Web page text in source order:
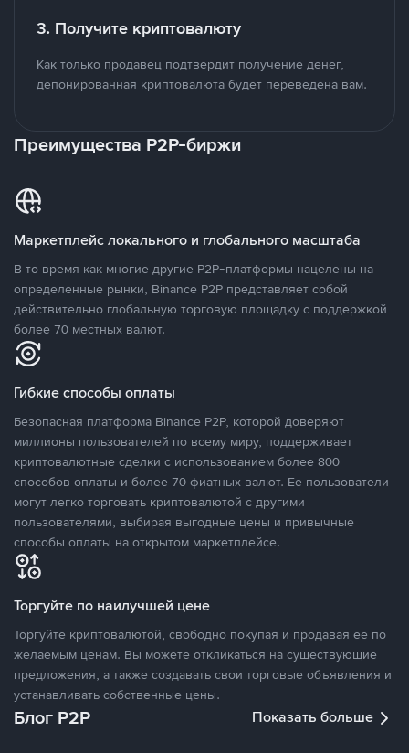
3. Получите криптовалюту
Как только продавец подтвердит получение денег,
депонированная криптовалюта будет переведена вам.
Преимущества P2P-биржи
Маркетплейс локального и глобального масштаба
В то время как многие другие P2P-платформы нацелены на
определенные рынки, Binance P2P представляет собой
действительно глобальную торговую площадку с поддержкой
более 70 местных валют.
Гибкие способы оплаты
Безопасная платформа Binance P2P, которой доверяют
миллионы пользователей по всему миру, поддерживает
криптовалютные сделки с использованием более 800
способов оплаты и более 70 фиатных валют. Ее пользователи
могут легко торговать криптовалютой с другими
пользователями, выбирая выгодные цены и привычные
способы оплаты на открытом маркетплейсе.
Торгуйте по наилучшей цене
Торгуйте криптовалютой, свободно покупая и продавая ее по
желаемым ценам. Вы можете откликаться на существующие
предложения, а также создавать свои торговые объявления и
устанавливать собственные цены.
Блог P2P Показать больше